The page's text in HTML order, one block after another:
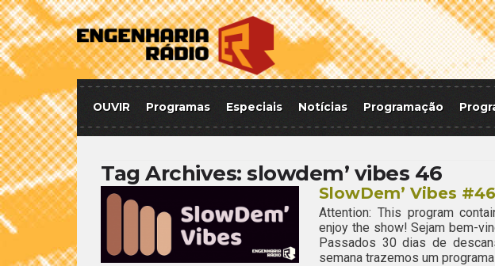
OUVIR Programas Especiais Notícias Programação
Tag Archives: slowdem’ vibes 46
SlowDem’ Vibes
Attention: This program
enjoy the show! Sejam bem-
Passados 30 dias de
semana trazemos um